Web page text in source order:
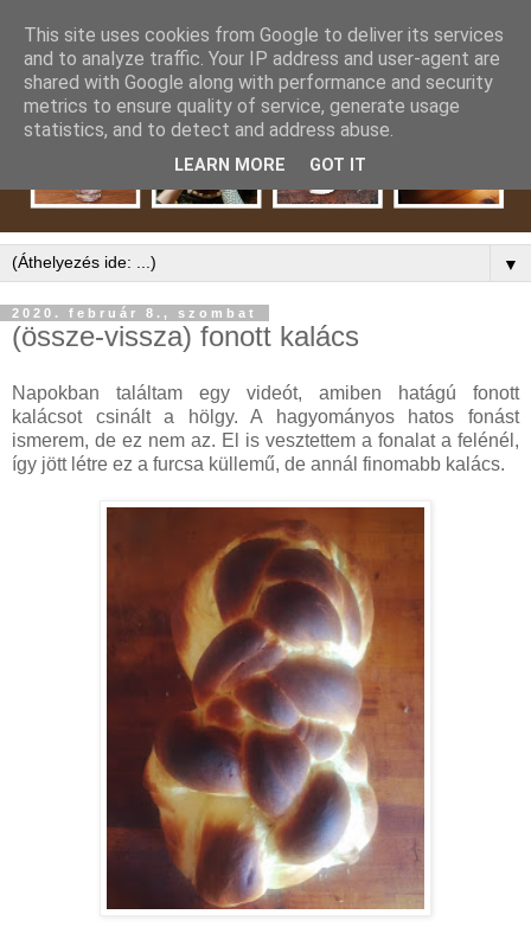
▼
2020. február 8., szombat
(össze-vissza) fonott kalács
Napokban találtam egy videót, amiben hatágú fonott
kalácsot csinált a hölgy. A hagyományos hatos fonást
ismerem, de ez nem az. El is vesztettem a fonalat a felénél,
így jött létre ez a furcsa küllemű, de annál finomabb kalács.
This site uses cookies from Google to deliver its services
and to analyze traffic. Your IP address and user-agent are
shared with Google along with performance and security
metrics to ensure quality of service, generate usage
statistics, and to detect and address abuse.
LEARN MORE GOT IT